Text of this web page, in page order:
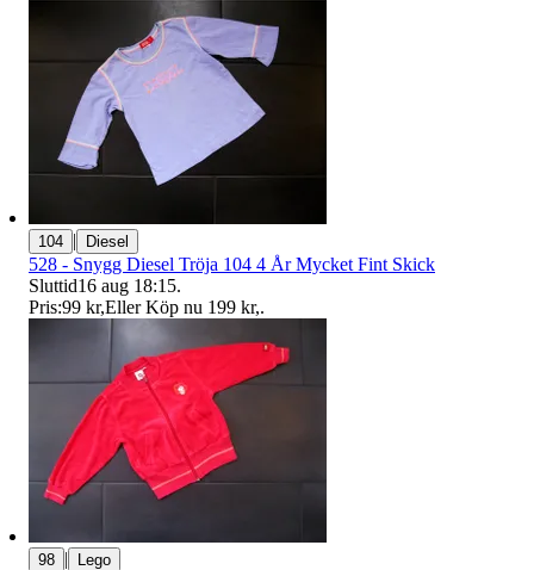
104 | Diesel
528 - Snygg Diesel Tröja 104 4 År Mycket Fint Skick
Sluttid16 aug 18:15.
Pris:99 kr,Eller Köp nu 199 kr,.
98 | Lego